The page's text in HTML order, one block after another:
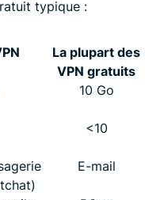
typique :
La plupart des
VPN gratuits
10 Go
<10
E-mail